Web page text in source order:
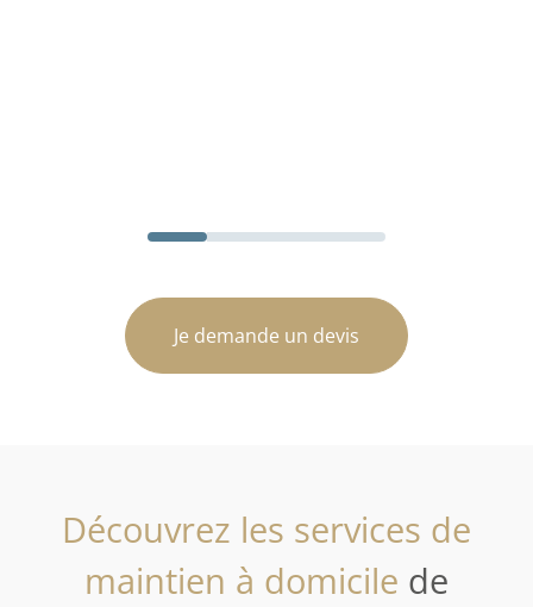
Je demande un devis
Découvrez les services de
maintien à domicile de